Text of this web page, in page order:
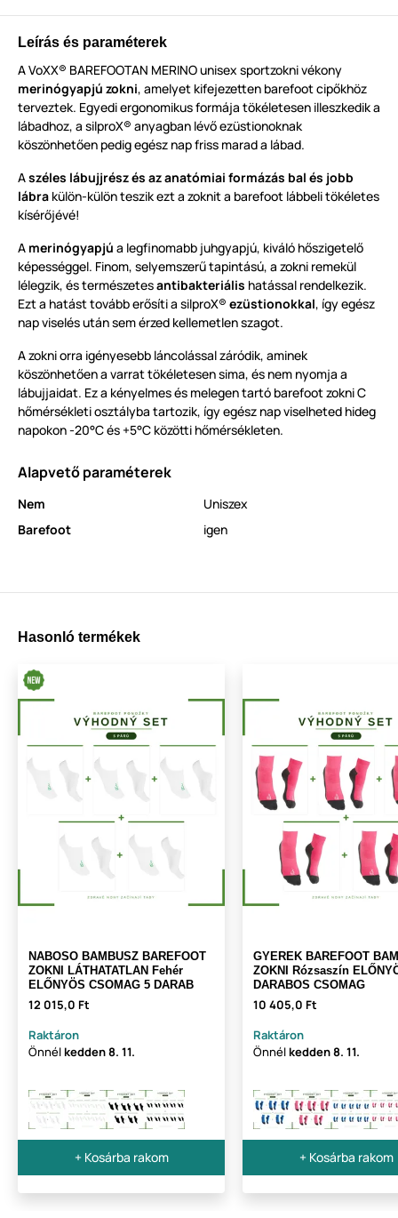
Leírás és paraméterek
A VoXX® BAREFOOTAN MERINO unisex sportzokni vékony
merinógyapjú zokni, amelyet kifejezetten barefoot cipőkhöz
terveztek. Egyedi ergonomikus formája tökéletesen illeszkedik a
lábadhoz, a silproX® anyagban lévő ezüstionoknak
köszönhetően pedig egész nap friss marad a lábad.
Aszéles lábujjrész és az anatómiai formázás bal és jobb
lábra külön-külön teszik ezt a zoknit a barefoot lábbeli tökéletes
kísérőjévé!
A merinógyapjú a legfinomabb juhgyapjú, kiváló hőszigetelő
képességgel. Finom, selyemszerű tapintású, a zokni remekül
lélegzik, és természetesantibakteriális hatással rendelkezik.
Ezt a hatást tovább erősíti a silproX® ezüstionokkal, így egész
nap viselés után sem érzed kellemetlen szagot.
A zokni orra igényesebb láncolással záródik, aminek
köszönhetően a varrat tökéletesen sima, és nem nyomja a
lábujjaidat. Ez a kényelmes és melegen tartó barefoot zokni C
hőmérsékleti osztályba tartozik, így egész nap viselheted hideg
napokon -20°C és +5°C közötti hőmérsékleten.
Alapvető paraméterek
Nem
Uniszex
Barefoot
igen
Hasonló termékek
NABOSO BAMBUSZ BAREFOOT
ZOKNI LÁTHATATLAN Fehér
ELŐNYÖS CSOMAG 5 DARAB
12 015,0 Ft
Raktáron
Önnélkedden8. 11.
+ Kosárba rakom
GYEREK BAREFOOT
ZOKNI Rózsaszín
DARABOS CSOMAG
10 405,0 Ft
Raktáron
Önnélkedden8. 11.
+ Kosárba rakom